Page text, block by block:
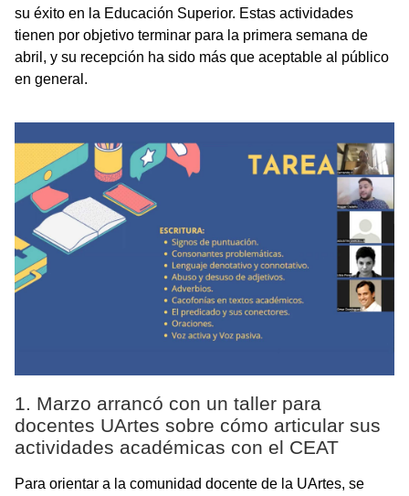
su éxito en la Educación Superior. Estas actividades
tienen por objetivo terminar para la primera semana de
abril, y su recepción ha sido más que aceptable al público
en general.
1. Marzo arrancó con un taller para
docentes UArtes sobre cómo articular sus
actividades académicas con el CEAT
Para orientar a la comunidad docente de la UArtes, se